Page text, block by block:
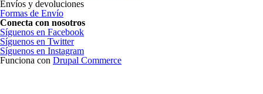
Envíos y devoluciones
Formas de Envío
Conecta con nosotros
Síguenos en Facebook
Síguenos en Twitter
Síguenos en Instagram
Funciona con Drupal Commerce